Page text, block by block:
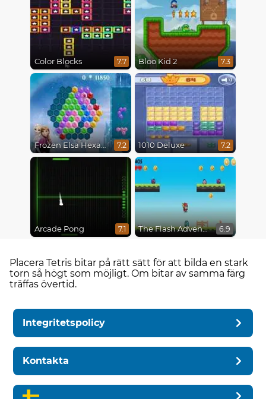
Color Blocks 7.7 Bloo Kid 2 7.3
Frozen Elsa Hexagon Puzzle 7.2 1010 Deluxe 7.2
Arcade Pong 7.1 The Flash Adventures 6.9
Placera Tetris bitar på rätt sätt för att bilda en stark
torn så högt som möjligt. Om bitar av samma färg
träffas övertid.
Integritetspolicy
Kontakta